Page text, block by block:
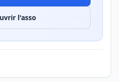
l'asso